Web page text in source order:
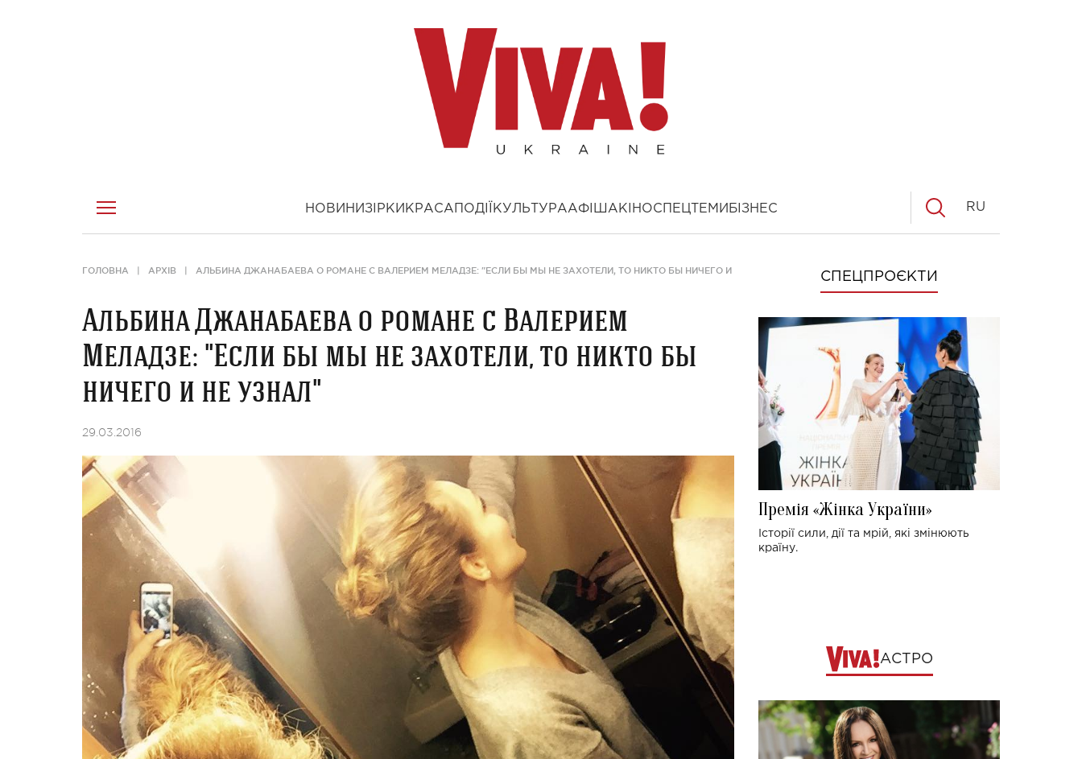
НОВИНИ ЗІРКИ КРАСА ПОДІЇ КУЛЬТУРААФІША КІНОСПЕЦТЕМИ БІЗНЕС RU
ГОЛОВНА АРХІВ АЛЬБИНА ДЖАНАБАЕВА О РОМАНЕ С ВАЛЕРИЕМ МЕЛАДЗЕ: "ЕСЛИ БЫ МЫ НЕ ЗАХОТЕЛИ, ТО НИКТО БЫ НИЧЕГО И НЕ УЗНАЛ"
Альбина Джанабаева о романе с Валерием
Меладзе: "Если бы мы не захотели, то никто бы
ничего и не узнал"
29.03.2016
СПЕЦПРОЄКТИ
Премія «Жінка України»
Історії сили, дії та мрій, які змінюють
країну.
АСТРО